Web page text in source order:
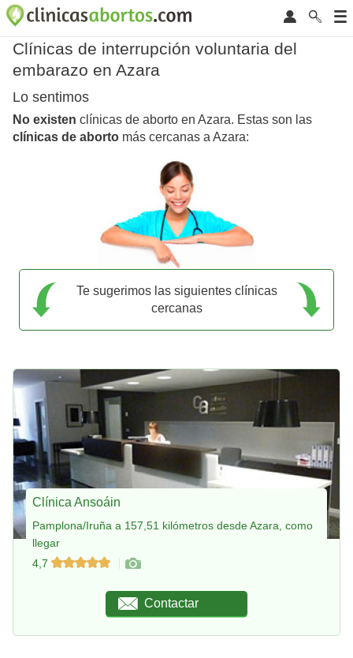
Clínicas de interrupción voluntaria del
embarazo en Azara
Lo sentimos
No existen clínicas de aborto en Azara. Estas son las
clínicas de aborto más cercanas a Azara:
Te sugerimos las siguientes clínicas
cercanas
Clínica Ansoáin
Pamplona/Iruña a 157,51 kilómetros desde Azara, como
llegar
4,7
Contactar